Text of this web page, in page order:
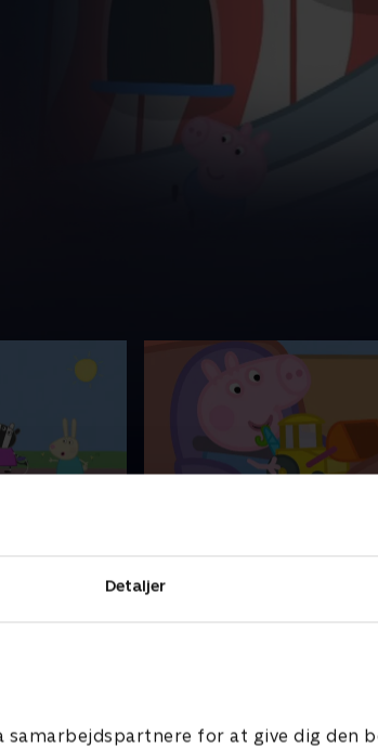
Detaljer
samarbejdspartnere for at give dig den
Gustav,
elsker at
sammen med sin lillebror